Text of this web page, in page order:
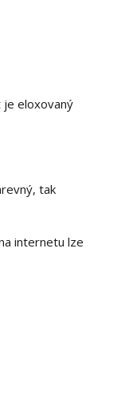
je eloxovaný
tak
internetu lze